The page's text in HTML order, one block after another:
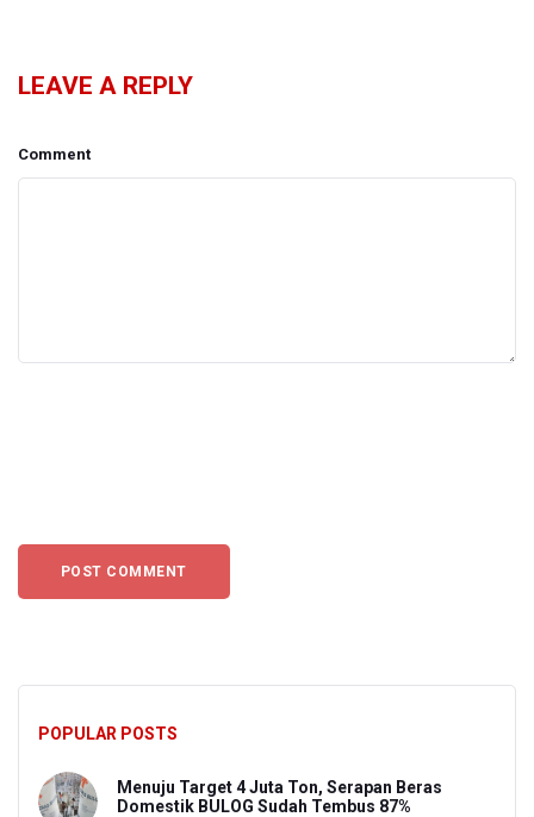
LEAVE A REPLY
Comment
POPULAR POSTS
Menuju Target 4 Juta Ton, Serapan Beras
Domestik BULOG Sudah Tembus 87%